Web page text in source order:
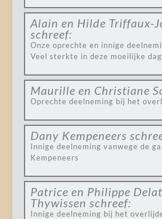
Alain en Hilde Triffaux-
schreef:
Onze oprechte en innige
Veel sterkte in deze moeilijke
Maurille en Christiane
Oprechte deelneming bij het
Dany Kempeneers
Innige deelneming vanwege de
Kempeneers
Patrice en Philippe
Thywissen schreef:
Innige deelneming bij het